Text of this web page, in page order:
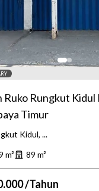
Ruko Rungkut
Timur
Kidul, ...
m² 89 m²
/Tahun